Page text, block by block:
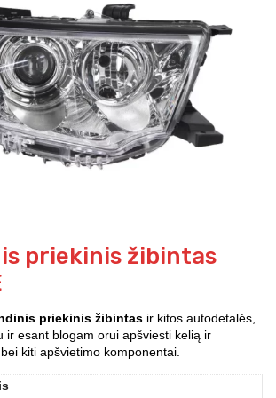
priekinis žibintas
priekinis žibintas ir kitos autodetalės,
ir esant blogam orui apšviesti kelią ir
kiti apšvietimo komponentai.